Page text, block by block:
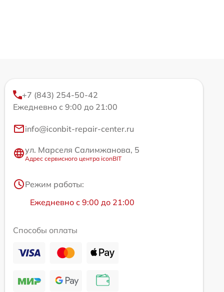
+7 (843) 254-50-42
Ежедневно с 9:00 до 21:00
info@iconbit-repair-center.ru
ул. Марселя Салимжанова, 5
Адрес сервисного центра iconBIT
Режим работы:
Ежедневно с 9:00 до 21:00
Способы оплаты